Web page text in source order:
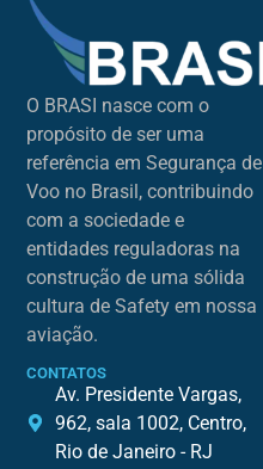
O BRASI nasce com o
propósito de ser uma
referência em Segurança de
Voo no Brasil, contribuindo
com a sociedade e
entidades reguladoras na
construção de uma sólida
cultura de Safety em nossa
aviação.
CONTATOS
Av. Presidente Vargas,
962, sala 1002, Centro,
Rio de Janeiro - RJ